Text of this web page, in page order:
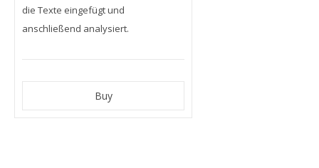
die Texte eingefügt und
anschließend analysiert.